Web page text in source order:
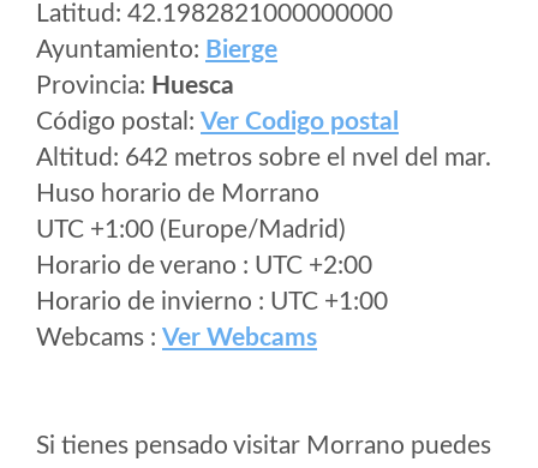
Latitud: 42.1982821000000000
Ayuntamiento: Bierge
Provincia: Huesca
Código postal: Ver Codigo postal
Altitud: 642 metros sobre el nvel del mar.
Huso horario de Morrano
UTC +1:00 (Europe/Madrid)
Horario de verano : UTC +2:00
Horario de invierno : UTC +1:00
Webcams : Ver Webcams
Si tienes pensado visitar Morrano puedes